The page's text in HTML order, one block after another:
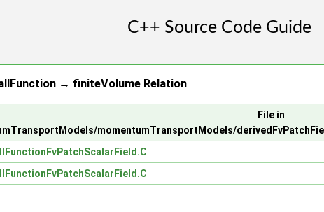
→ finiteVolume Relation
File in
momentumTransportModels/